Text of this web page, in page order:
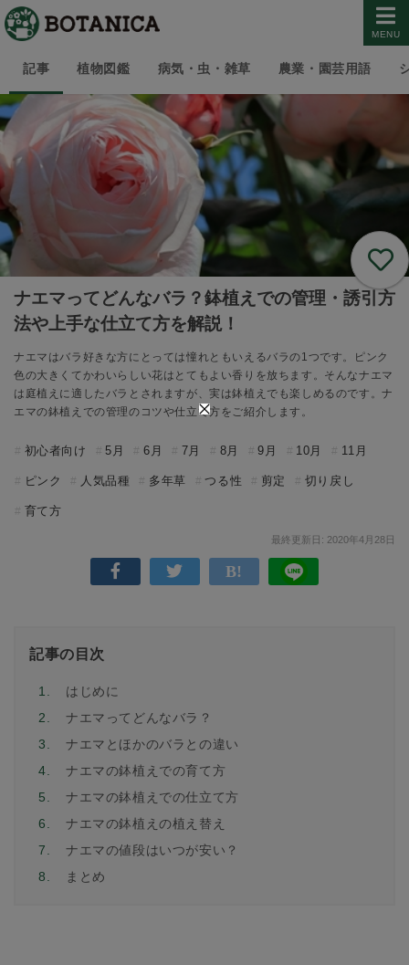
MENU
記事 植物図鑑 病気・虫・雑草 農業・園芸用語
ナエマってどんなバラ？鉢植えでの管理・誘引方
法や上手な仕立て方を解説！
ナエマはバラ好きな方にとっては憧れともいえるバラの1つです。ピンク
色の大きくてかわいらしい花はとてもよい香りを放ちます。そんなナエマ
は庭植えに適したバラとされますが、実は鉢植えでも楽しめるのです。ナ
エマの鉢植えでの管理のコツや仕立て方をご紹介します。
初心者向け 5月 6月 7月 8月 9月 10月 11月
ピンク 人気品種 多年草 つる性 剪定 切り戻し
育て方
最終更新日: 2020年4月28日
記事の目次
1.
はじめに
2.
ナエマってどんなバラ？
3.
ナエマとほかのバラとの違い
4.
ナエマの鉢植えでの育て方
5.
ナエマの鉢植えでの仕立て方
6.
ナエマの鉢植えの植え替え
7.
ナエマの値段はいつが安い？
8.
まとめ